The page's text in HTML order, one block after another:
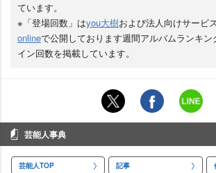
ています。
※「登場回数」はyou大樹および法人向けサービ
onlineで公開しております週間アルバムランキン
イン回数を掲載しています。
芸能人事典
芸能人TOP 記事